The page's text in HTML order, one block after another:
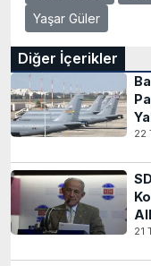
Yaşar Güler
Diğer İçerikler
22
21